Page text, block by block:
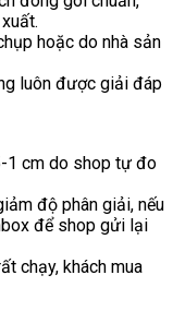
hoặc do nhà sản
luôn được giải đáp
1 cm do shop tự đo
độ phân giải, nếu
để shop gửi lại
chạy, khách mua